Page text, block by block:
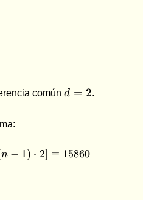
comúnd
d = 2.
S_n = \frac{n}{2} \left[ 2
n − 1) ⋅ 2] = 15860